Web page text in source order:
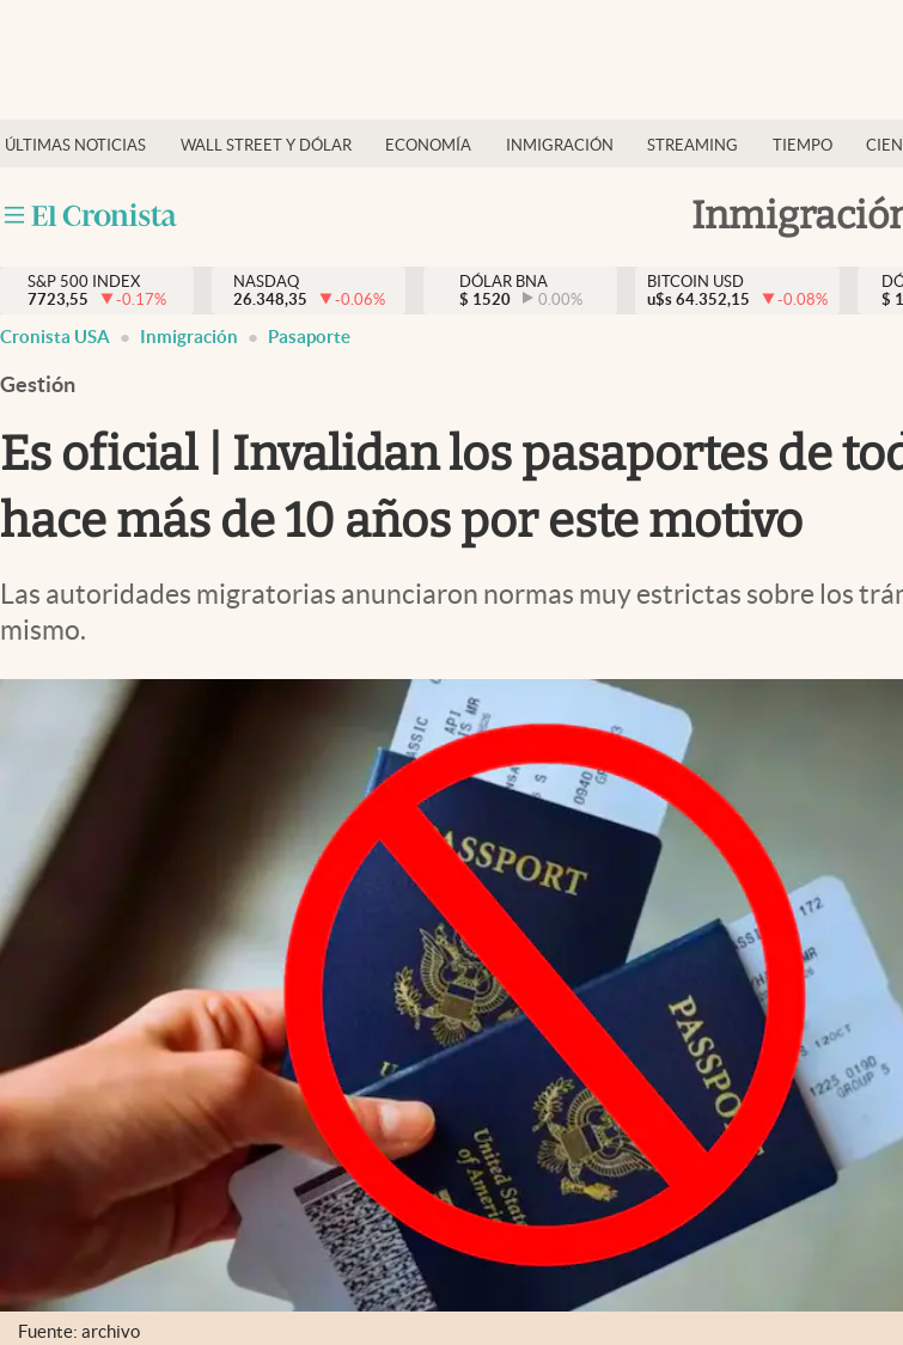
ÚLTIMAS NOTICIAS WALL STREET Y DÓLAR ECONOMÍA INMIGRACIÓN STREAMING TIEMPO
Finanzas y economía
Inmigración
Trending
Streaming
PC y mobile
S&P 500 INDEX
7723,55
-0.17%
NASDAQ
26.348,35
-0.06%
DÓLAR BNA
$ 1520 0.00%
BITCOIN USD
u$s 64.352,15 -0.08%
$
Cronista USA Inmigración Pasaporte
Gestión
Es oficial | Invalidan los pasaportes de
hace más de 10 años por este motivo
Las autoridades migratorias anunciaron normas muy estrictas sobre los
mismo.
Fuente: archivo